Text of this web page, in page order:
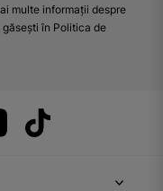
multe informații despre
în Politica de